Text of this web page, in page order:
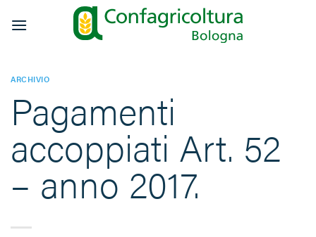
ARCHIVIO
Pagamenti
accoppiati Art. 52
– anno 2017.